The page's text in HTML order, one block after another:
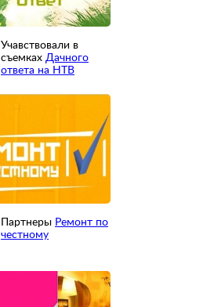
Учавствовали в
съемках Дачного
ответа на НТВ
Партнеры Ремонт по
честному